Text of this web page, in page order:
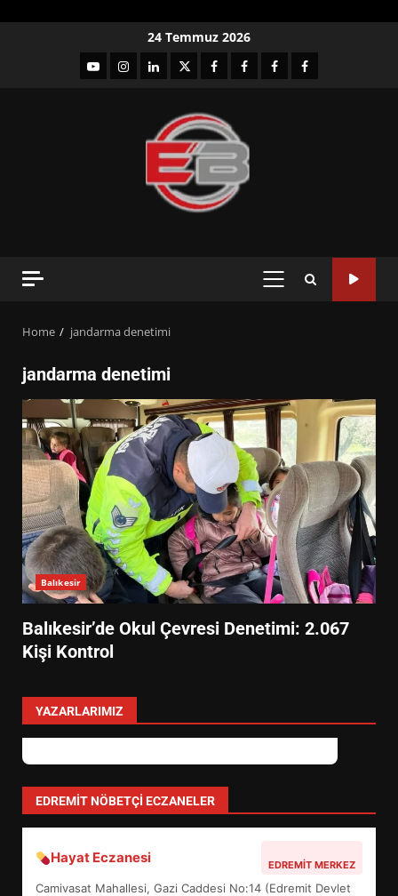
24 Temmuz 2026
YouTubeInstagram
LinkedIntwitterfacebook-Facebook-
Facebook-Facebook-
PRIMARY
Home jandarma denetimi
jandarma denetimi
Balıkesir
Balıkesir’de Okul Çevresi Denetimi: 2.067
Kişi Kontrol
YAZARLARIMIZ
EDREMIT NÖBETÇI ECZANELER
Hayat Eczanesi EDREMIT MERKEZ
Camivasat Mahallesi, Gazi Caddesi No:14 (Edremit Devlet
3
SÜRDÜRÜLEBİLİRLİKTE NE
EDREMİT’İN GURURU TÜRKİYE
FİNALİNDE NE BAŞARDI?